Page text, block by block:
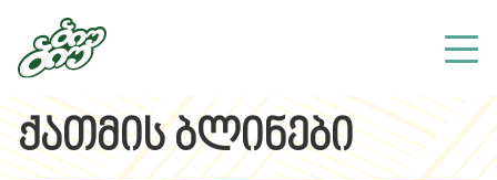
ქათმის ბლინები